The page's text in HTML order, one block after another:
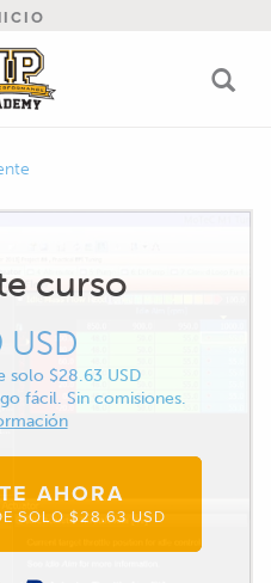
curso
USD
solo $28.63 USD
fácil. Sin comisiones.
AHORA
SOLO $28.63 USD